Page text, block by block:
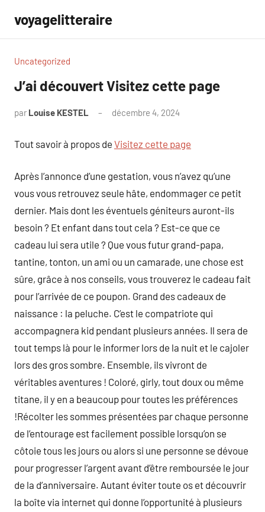
contenu
voyagelitteraire
Uncategorized
J’ai découvert Visitez cette page
par Louise KESTEL décembre 4, 2024
Tout savoir à propos de Visitez cette page
Après l’annonce d’une gestation, vous n’avez qu’une
vous vous retrouvez seule hâte, endommager ce petit
dernier. Mais dont les éventuels géniteurs auront-ils
besoin ? Et enfant dans tout cela ? Est-ce que ce
cadeau lui sera utile ? Que vous futur grand-papa,
tantine, tonton, un ami ou un camarade, une chose est
sûre, grâce à nos conseils, vous trouverez le cadeau fait
pour l’arrivée de ce poupon. Grand des cadeaux de
naissance : la peluche. C’est le compatriote qui
accompagnera kid pendant plusieurs années. Il sera de
tout temps là pour le informer lors de la nuit et le cajoler
lors des gros sombre. Ensemble, ils vivront de
véritables aventures ! Coloré, girly, tout doux ou même
titane, il y en a beaucoup pour toutes les préférences
!Récolter les sommes présentées par chaque personne
de l’entourage est facilement possible lorsqu’on se
côtoie tous les jours ou alors si une personne se dévoue
pour progresser l’argent avant d’être remboursée le jour
de la d’anniversaire. Autant éviter toute os et découvrir
la boîte via internet qui donne l’opportunité à plusieurs